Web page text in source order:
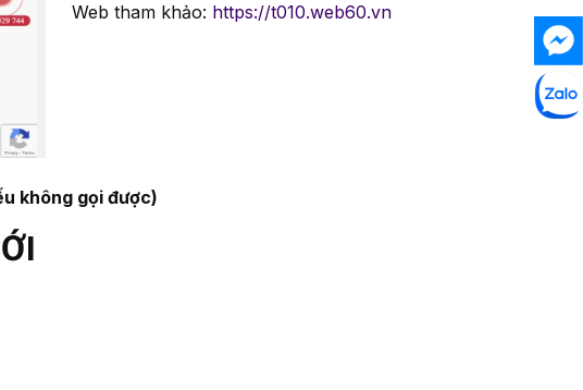
Web tham khảo: https://t010.web60.vn
không gọi được)